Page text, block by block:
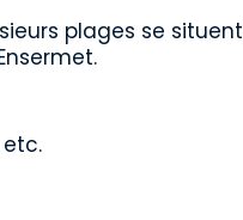
plages se situent